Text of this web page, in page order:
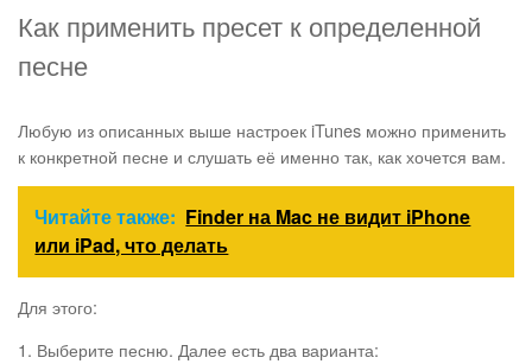
Как применить пресет к определенной
песне
Любую из описанных выше настроек iTunes можно применить
к конкретной песне и слушать её именно так, как хочется вам.
Читайте также: Finder на Mac не видит iPhone
или iPad, что делать
Для этого:
1. Выберите песню. Далее есть два варианта: